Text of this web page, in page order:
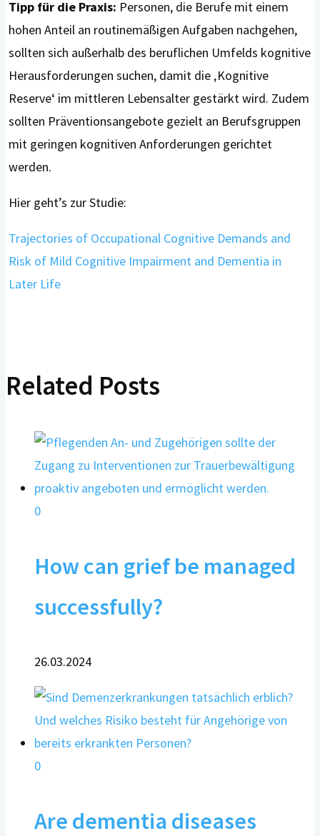
Tipp für die Praxis: Personen, die Berufe mit einem
hohen Anteil an routinemäßigen Aufgaben nachgehen,
sollten sich außerhalb des beruflichen Umfelds kognitive
Herausforderungen suchen, damit die ‚Kognitive
Reserve‘ im mittleren Lebensalter gestärkt wird. Zudem
sollten Präventionsangebote gezielt an Berufsgruppen
mit geringen kognitiven Anforderungen gerichtet
werden.
Hier geht’s zur Studie:
Trajectories of Occupational Cognitive Demands and
Risk of Mild Cognitive Impairment and Dementia in
Later Life
Related Posts
0
How can grief be managed
successfully?
26.03.2024
0
Are dementia diseases